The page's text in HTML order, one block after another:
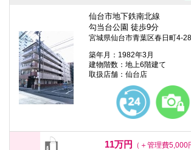
仙台市地下鉄南北線
勾当台公園 徒歩9分
宮城県仙台市青葉区春日町4-28
築年月：1982年3月
建物階数：地上6階建て
取扱店舗：仙台店
11万円
（＋管理費5,000